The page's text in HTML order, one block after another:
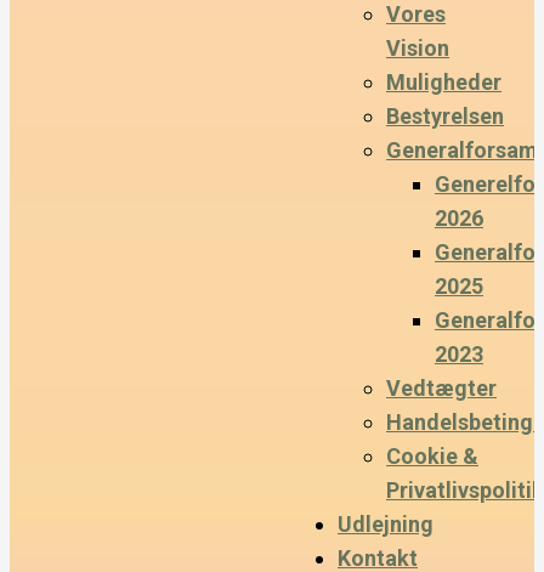
Vores
Vision
Muligheder
Bestyrelsen
2026
2025
2023
Vedtægter
Cookie &
Privatlivspolitik
Udlejning
Kontakt